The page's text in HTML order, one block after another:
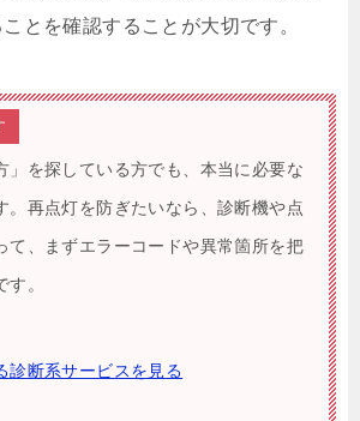
とを確認することが大切です。
」を探している方でも、本当に必要な
。再点灯を防ぎたいなら、診断機や点
て、まずエラーコードや異常箇所を把
。
診断系サービスを見る